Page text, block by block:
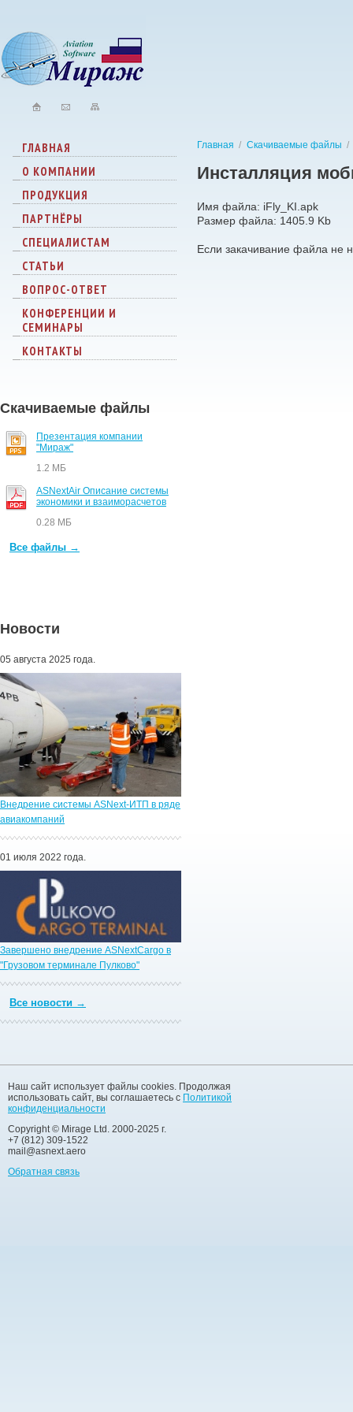
Главная / Скачиваемые файлы /
Инсталляция
Имя файла: iFly_KI.apk
Размер файла: 1405.9 Kb
Если закачивание файла не
ГЛАВНАЯ
О КОМПАНИИ
ПРОДУКЦИЯ
ПАРТНЁРЫ
СПЕЦИАЛИСТАМ
СТАТЬИ
ВОПРОС-ОТВЕТ
КОНФЕРЕНЦИИ И
СЕМИНАРЫ
КОНТАКТЫ
Скачиваемые файлы
Презентация компании
"Мираж"
1.2 МБ
ASNextAir Описание системы
экономики и взаиморасчетов
0.28 МБ
Все файлы →
Новости
05 августа 2025 года.
Внедрение системы ASNext-ИТП в ряде
авиакомпаний
01 июля 2022 года.
Завершено внедрение ASNextCargo в
"Грузовом терминале Пулково"
Все новости →
Наш сайт использует файлы cookies. Продолжая
использовать сайт, вы соглашаетесь с Политикой
конфиденциальности
Copyright © Mirage Ltd. 2000-2025 г.
+7 (812) 309-1522
mail@asnext.aero
Обратная связь